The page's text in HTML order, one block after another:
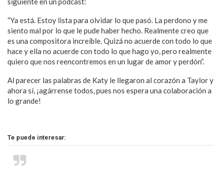
“Ya está. Estoy lista para olvidar lo que pasó. La perdono y me
siento mal por lo que le pude haber hecho. Realmente creo que
es una compositora increíble. Quizá no acuerde con todo lo que
hace y ella no acuerde con todo lo que hago yo, pero realmente
quiero que nos reencontremos en un lugar de amor y perdón”.
Al parecer las palabras de Katy le llegaron al corazón a Taylor y
ahora sí, ¡agárrense todos, pues nos espera una colaboración a
lo grande!
Te puede interesar: